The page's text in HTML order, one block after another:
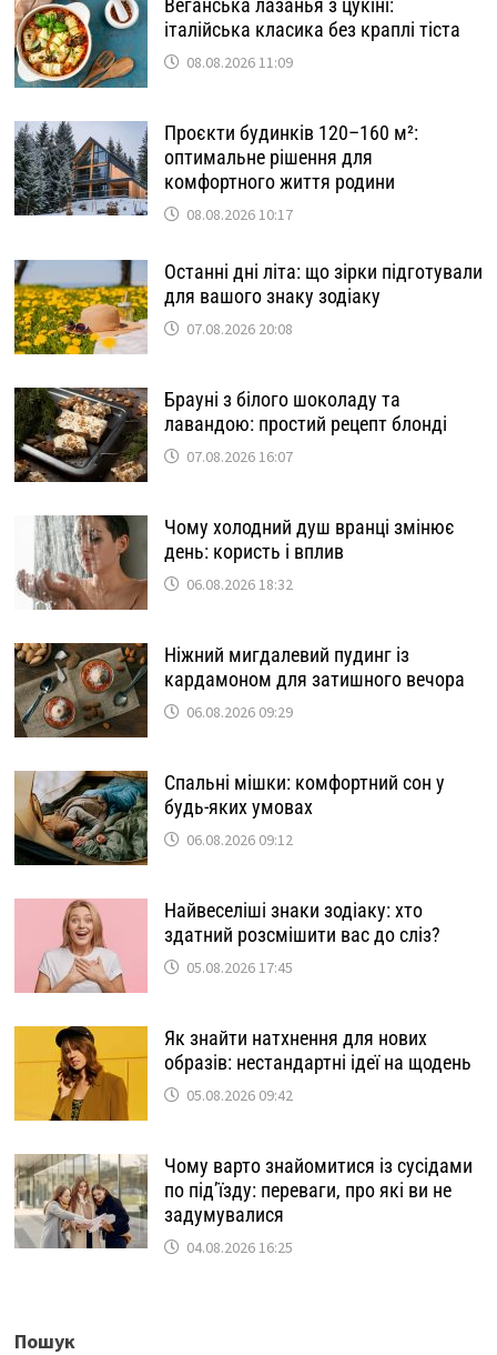
Веганська лазанья з цукіні:
італійська класика без краплі тіста
08.08.2026 11:09
Проєкти будинків 120–160 м²:
оптимальне рішення для
комфортного життя родини
08.08.2026 10:17
Останні дні літа: що зірки підготували
для вашого знаку зодіаку
07.08.2026 20:08
Брауні з білого шоколаду та
лавандою: простий рецепт блонді
07.08.2026 16:07
Чому холодний душ вранці змінює
день: користь і вплив
06.08.2026 18:32
Ніжний мигдалевий пудинг із
кардамоном для затишного вечора
06.08.2026 09:29
Спальні мішки: комфортний сон у
будь-яких умовах
06.08.2026 09:12
Найвеселіші знаки зодіаку: хто
здатний розсмішити вас до сліз?
05.08.2026 17:45
Як знайти натхнення для нових
образів: нестандартні ідеї на щодень
05.08.2026 09:42
Чому варто знайомитися із сусідами
по під’їзду: переваги, про які ви не
задумувалися
04.08.2026 16:25
Пошук